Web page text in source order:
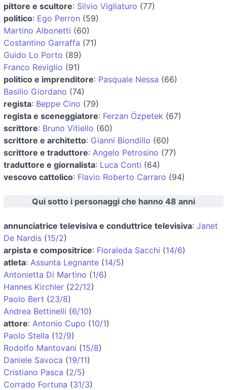
pittore e scultore: Silvio Vigliaturo (77)
politico: Ego Perron (59)
Martino Albonetti (60)
Costantino Garraffa (71)
Guido Lo Porto (89)
Franco Reviglio (91)
politico e imprenditore: Pasquale Nessa (66)
Basilio Giordano (74)
regista: Beppe Cino (79)
regista e sceneggiatore: Ferzan Özpetek (67)
scrittore: Bruno Vitiello (60)
scrittore e architetto: Gianni Biondillo (60)
scrittore e traduttore: Angelo Petrosino (77)
traduttore e giornalista: Luca Conti (64)
vescovo cattolico: Flavio Roberto Carraro (94)
Qui sotto i personaggi che hanno 48 anni
annunciatrice televisiva e conduttrice televisiva: Janet
De Nardis (15/2)
arpista e compositrice: Floraleda Sacchi (14/6)
atleta: Assunta Legnante (14/5)
Antonietta Di Martino (1/6)
Hannes Kirchler (22/12)
Paolo Bert (23/8)
Andrea Bettinelli (6/10)
attore: Antonio Cupo (10/1)
Paolo Stella (12/9)
Rodolfo Mantovani (15/8)
Daniele Savoca (19/11)
Cristiano Pasca (2/5)
Corrado Fortuna (31/3)